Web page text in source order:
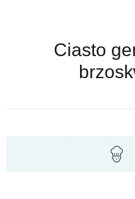
Ciasto